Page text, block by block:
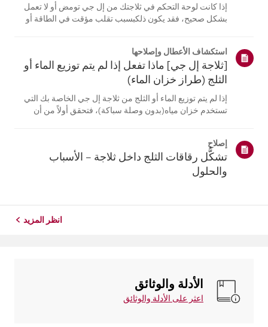
إذا كانت لوحة التحكم في ثلاجتك من إل جي تومض أو لا تعمل
بشكل صحيح، فقد يكون ذلكبسبب تقلب مؤقت في الطاقة أو
الاتصال بدعم عم...
استكشاف الأعطال وإصلاحها
[ثلاجة إل جي] ماذا تفعل إذا لم يتم توزيع الماء أو
الثلج (طراز خزان الماء)
إذا لم يتم توزيع الماء أو الثلج من ثلاجة إل جي الخاصة بك التي
تستخدم خزان مياه(بدون وصلة سباكة)، فتحقق أولاً من أن
الخزان، أو ما إ...
إصلاح
تشكُّل رقاقات الثلج داخل ثلاجة – الأسباب
والحلول
انظر المزيد
الأدلة والوثائق
اعثر على الأدلة والوثائق